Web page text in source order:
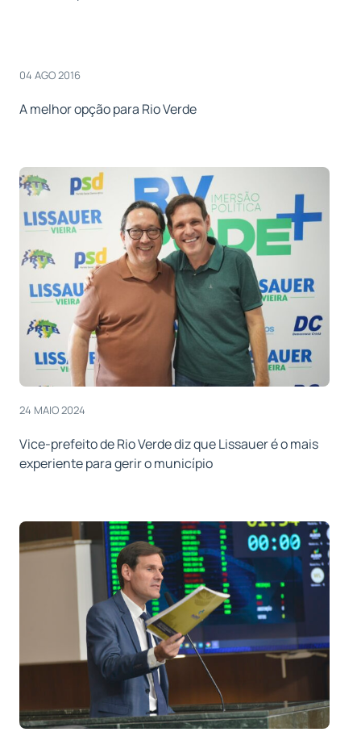
04 AGO 2016
A melhor opção para Rio Verde
24 MAIO 2024
Vice-prefeito de Rio Verde diz que Lissauer é o mais
experiente para gerir o município